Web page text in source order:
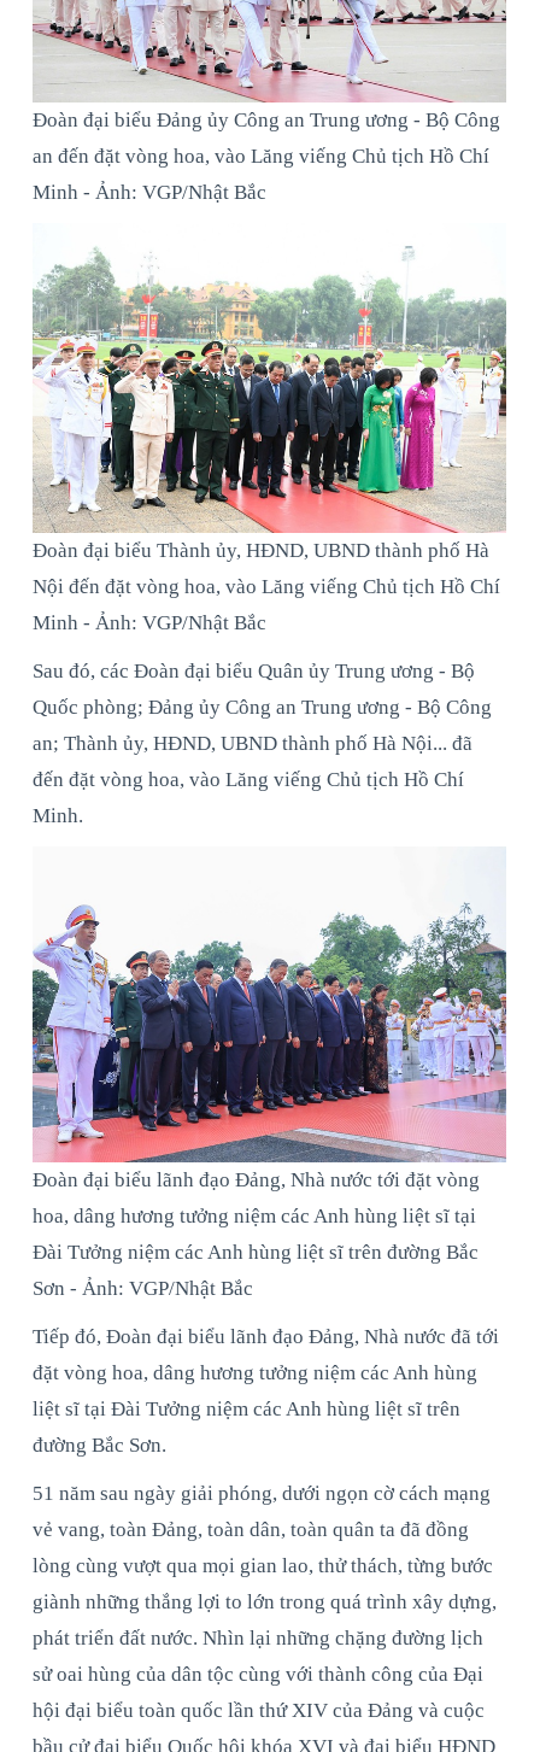
Đoàn đại biểu Đảng ủy Công an Trung ương - Bộ Công
an đến đặt vòng hoa, vào Lăng viếng Chủ tịch Hồ Chí
Minh - Ảnh: VGP/Nhật Bắc
Đoàn đại biểu Thành ủy, HĐND, UBND thành phố Hà
Nội đến đặt vòng hoa, vào Lăng viếng Chủ tịch Hồ Chí
Minh - Ảnh: VGP/Nhật Bắc
Sau đó, các Đoàn đại biểu Quân ủy Trung ương - Bộ
Quốc phòng; Đảng ủy Công an Trung ương - Bộ Công
an; Thành ủy, HĐND, UBND thành phố Hà Nội... đã
đến đặt vòng hoa, vào Lăng viếng Chủ tịch Hồ Chí
Minh.
Đoàn đại biểu lãnh đạo Đảng, Nhà nước tới đặt vòng
hoa, dâng hương tưởng niệm các Anh hùng liệt sĩ tại
Đài Tưởng niệm các Anh hùng liệt sĩ trên đường Bắc
Sơn - Ảnh: VGP/Nhật Bắc
Tiếp đó, Đoàn đại biểu lãnh đạo Đảng, Nhà nước đã tới
đặt vòng hoa, dâng hương tưởng niệm các Anh hùng
liệt sĩ tại Đài Tưởng niệm các Anh hùng liệt sĩ trên
đường Bắc Sơn.
51 năm sau ngày giải phóng, dưới ngọn cờ cách mạng
vẻ vang, toàn Đảng, toàn dân, toàn quân ta đã đồng
lòng cùng vượt qua mọi gian lao, thử thách, từng bước
giành những thắng lợi to lớn trong quá trình xây dựng,
phát triển đất nước. Nhìn lại những chặng đường lịch
sử oai hùng của dân tộc cùng với thành công của Đại
hội đại biểu toàn quốc lần thứ XIV của Đảng và cuộc
bầu cử đại biểu Quốc hội khóa XVI và đại biểu HĐND